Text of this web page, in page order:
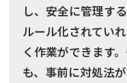
し、安全に管理す
ルール化されてい
く作業ができます
も、事前に対処法